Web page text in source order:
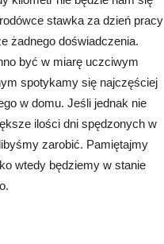
stawka za dzień pracy
żadnego doświadczenia.
być w miarę uczciwym
spotykamy się najczęściej
w domu. Jeśli jednak nie
ilości dni spędzonych w
zarobić. Pamiętajmy
wtedy będziemy w stanie